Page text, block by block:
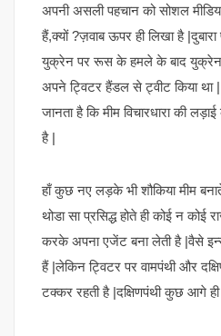
अपनी असली पहचान को सोशल
हैं,क्यों ?ज़वाब ऊपर ही लिखा है
युक्रेन पर रूस के हमले के बाद
अपने ट्विटर हैंडल से ट्वीट किया था
जानता है कि मीम विचारधारा की
है |
हाँ कुछ नए लड़के भी शौकिया मीम
थोडा सा प्रसिद्ध होते ही कोई न कोई
करके अपना एजेंट बना लेती है |वैसे
हैं |लेकिन ट्विटर पर वामपंथी और
टक्कर रहती है |दक्षिणपंथी कुछ आगे